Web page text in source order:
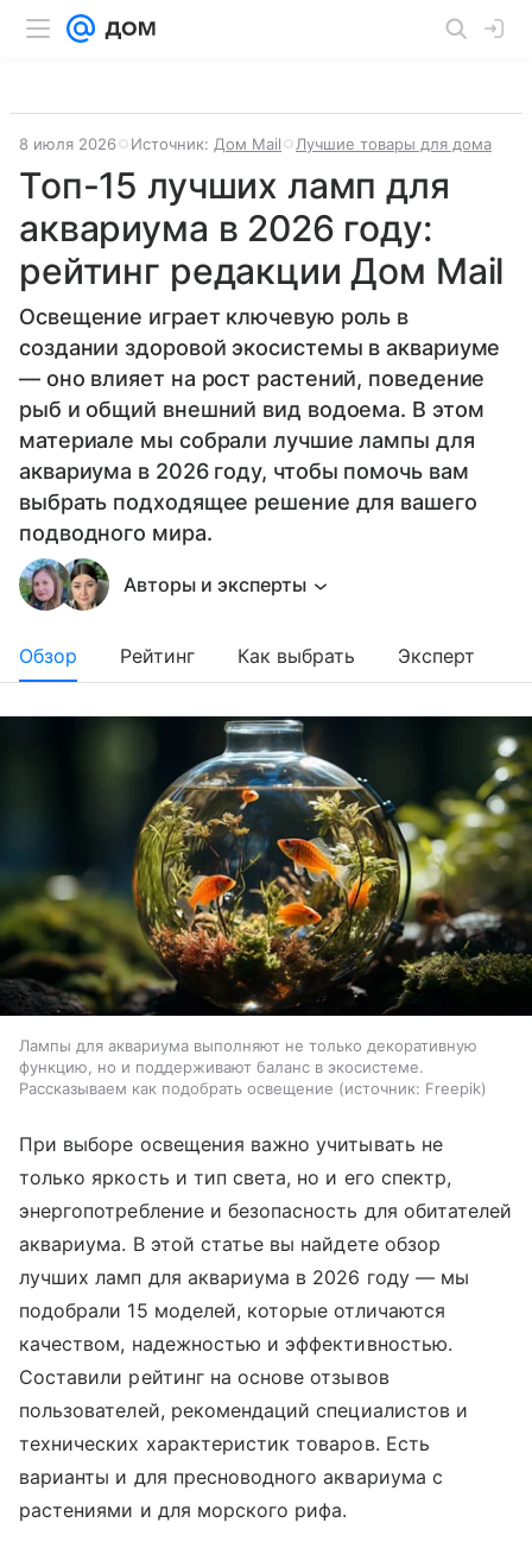
8 июля 2026 Источник: Дом Mail Лучшие товары для дома
Топ-15 лучших ламп для
аквариума в 2026 году:
рейтинг редакции Дом Mail
Освещение играет ключевую роль в
создании здоровой экосистемы в аквариуме
— оно влияет на рост растений, поведение
рыб и общий внешний вид водоема. В этом
материале мы собрали лучшие лампы для
аквариума в 2026 году, чтобы помочь вам
выбрать подходящее решение для вашего
подводного мира.
Авторы и эксперты
Обзор Рейтинг Как выбрать Эксперт
Лампы для аквариума выполняют не только декоративную
функцию, но и поддерживают баланс в экосистеме.
Рассказываем как подобрать освещение
источник: Freepik
При выборе освещения важно учитывать не
только яркость и тип света, но и его спектр,
энергопотребление и безопасность для обитателей
аквариума. В этой статье вы найдете обзор
лучших ламп для аквариума в 2026 году — мы
подобрали 15 моделей, которые отличаются
качеством, надежностью и эффективностью.
Составили рейтинг на основе отзывов
пользователей, рекомендаций специалистов и
технических характеристик товаров. Есть
варианты и для пресноводного аквариума с
растениями и для морского рифа.